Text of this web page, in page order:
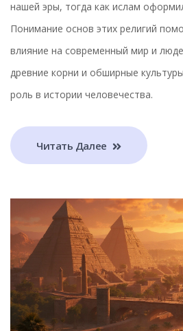
нашей эры, тогда как ислам
Понимание основ этих религий
влияние на современный мир и
древние корни и обширные
роль в истории человечества.
Читать Далее